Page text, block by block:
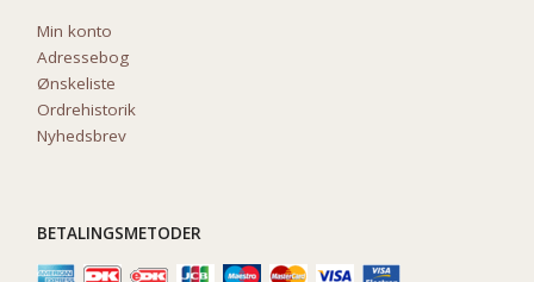
Min konto
Adressebog
Ønskeliste
Ordrehistorik
Nyhedsbrev
BETALINGSMETODER